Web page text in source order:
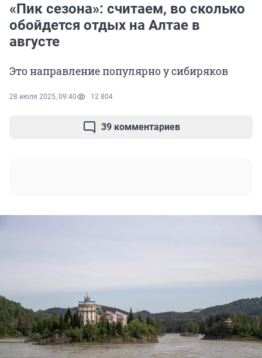
«Пик сезона»: считаем, во сколько
обойдется отдых на Алтае в
августе
Это направление популярно у сибиряков
28 июля 2025, 09:40 12 804
39 комментариев